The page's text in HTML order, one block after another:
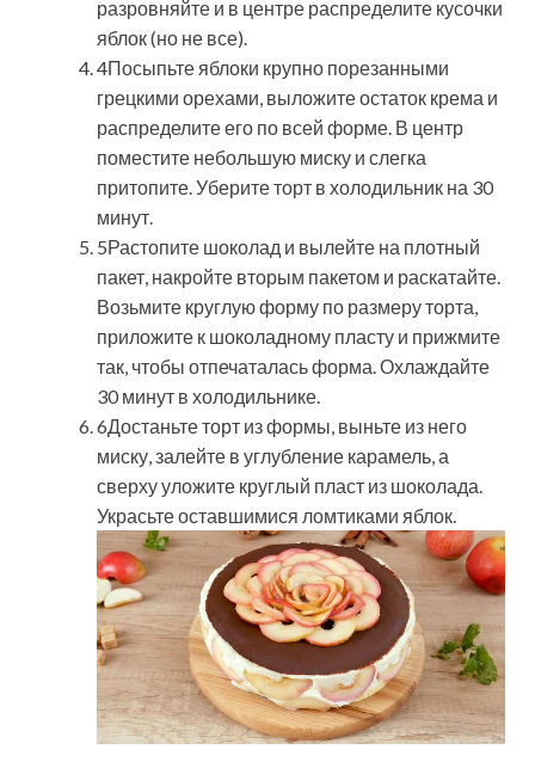
разровняйте и в центре распределите кусочки
яблок (но не все).
4Посыпьте яблоки крупно порезанными
грецкими орехами, выложите остаток крема и
распределите его по всей форме. В центр
поместите небольшую миску и слегка
притопите. Уберите торт в холодильник на 30
минут.
5Растопите шоколад и вылейте на плотный
пакет, накройте вторым пакетом и раскатайте.
Возьмите круглую форму по размеру торта,
приложите к шоколадному пласту и прижмите
так, чтобы отпечаталась форма. Охлаждайте
30 минут в холодильнике.
6Достаньте торт из формы, выньте из него
миску, залейте в углубление карамель, а
сверху уложите круглый пласт из шоколада.
Украсьте оставшимися ломтиками яблок.